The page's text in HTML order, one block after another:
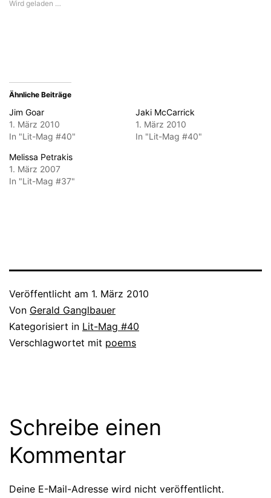
zu
Wird geladen …
Ähnliche Beiträge
Jim Goar
1. März 2010
In "Lit-Mag #40"
Jaki McCarrick
1. März 2010
In "Lit-Mag #40"
Melissa Petrakis
1. März 2007
In "Lit-Mag #37"
Veröffentlicht am 1. März 2010
Von Gerald Ganglbauer
Kategorisiert in Lit-Mag #40
Verschlagwortet mit poems
Schreibe einen
Kommentar
Deine E-Mail-Adresse wird nicht veröffentlicht.